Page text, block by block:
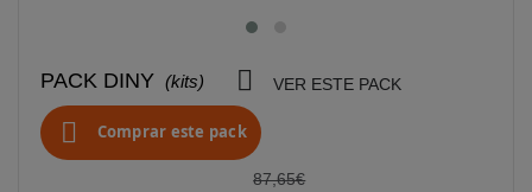
PACK DINY (kits)  VER ESTE PACK
 Comprar este pack
87,65€